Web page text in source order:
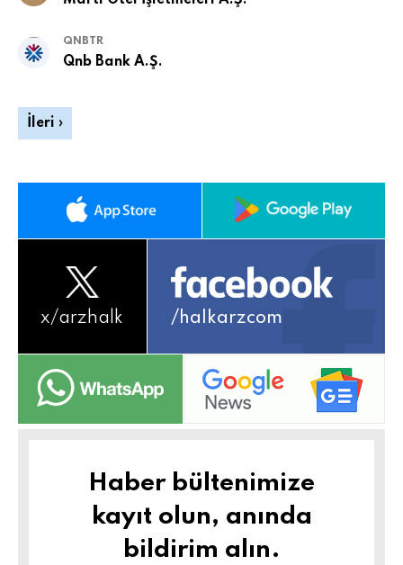
QNBTR
Qnb Bank A.Ş.
İleri ›
x/arzhalk /halkarzcom
Haber bültenimize
kayıt olun, anında
bildirim alın.